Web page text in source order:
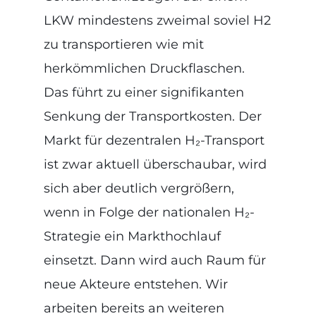
LKW mindestens zweimal soviel H2
zu transportieren wie mit
herkömmlichen Druckflaschen.
Das führt zu einer signifikanten
Senkung der Transportkosten. Der
Markt für dezentralen H₂-Transport
ist zwar aktuell überschaubar, wird
sich aber deutlich vergrößern,
wenn in Folge der nationalen H₂-
Strategie ein Markthochlauf
einsetzt. Dann wird auch Raum für
neue Akteure entstehen. Wir
arbeiten bereits an weiteren